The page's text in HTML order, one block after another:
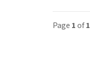
Page 1of1